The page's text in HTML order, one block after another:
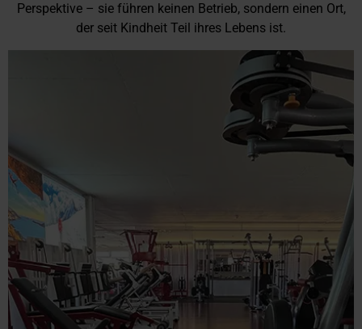
Perspektive – sie führen keinen Betrieb, sondern einen Ort,
der seit Kindheit Teil ihres Lebens ist.